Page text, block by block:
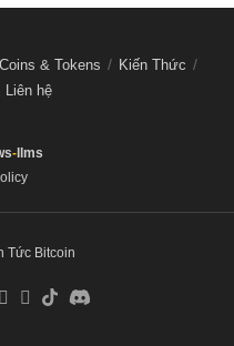
Coins & Tokens
Kiến Thức
Liên hệ
-llms
Tức Bitcoin